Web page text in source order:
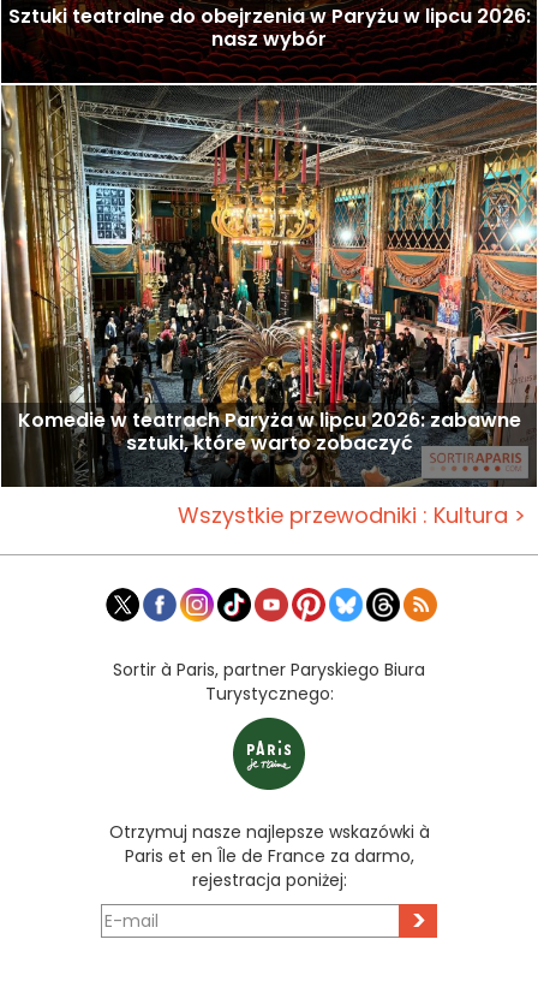
Sztuki teatralne do obejrzenia w Paryżu w lipcu 2026:
nasz wybór
Komedie w teatrach Paryża w lipcu 2026: zabawne
sztuki, które warto zobaczyć
Wszystkie przewodniki : Kultura >
Sortir à Paris, partner Paryskiego Biura
Turystycznego:
Otrzymuj nasze najlepsze wskazówki à
Paris et en Île de France za darmo,
rejestracja poniżej:
>